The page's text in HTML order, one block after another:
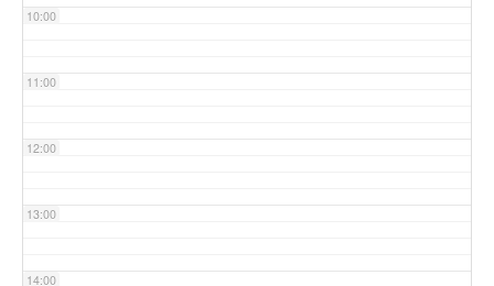
10:00
11:00
12:00
13:00
14:00